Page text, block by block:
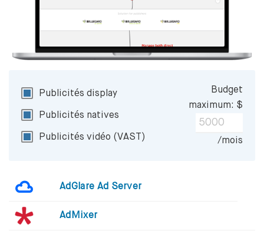
Publicités display
Publicités natives
Publicités vidéo (VAST)
Budget
maximum: $
/mois
AdGlare Ad Server
AdMixer